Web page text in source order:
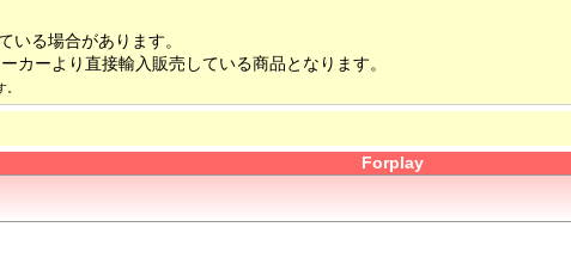
いる場合があります。
カーより直接輸入販売している商品となります。
Forplay